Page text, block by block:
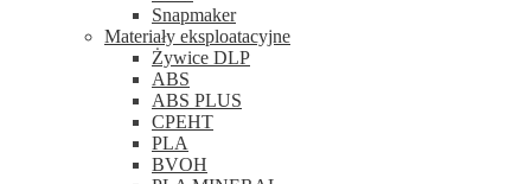
Snapmaker
Materiały eksploatacyjne
Żywice DLP
ABS
ABS PLUS
CPEHT
PLA
BVOH